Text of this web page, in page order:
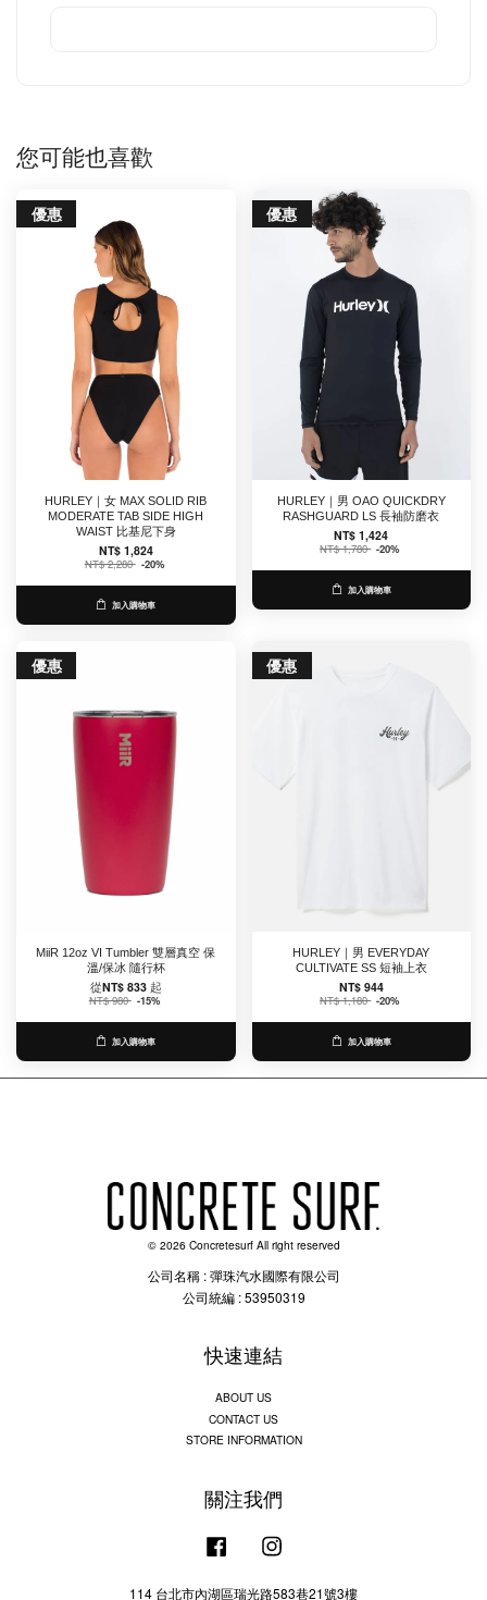
您可能也喜歡
優惠
HURLEY｜女 MAX SOLID RIB
MODERATE TAB SIDE HIGH
WAIST 比基尼下身
NT$ 1,824
NT$ 2,280 -20%
加入購物車
優惠
HURLEY｜男 OAO QUICKDRY
RASHGUARD LS 長袖防磨衣
NT$ 1,424
NT$ 1,780 -20%
加入購物車
優惠
MiiR 12oz VI Tumbler 雙層真空 保
溫/保冰 隨行杯
從NT$ 833 起
NT$ 980 -15%
加入購物車
優惠
HURLEY｜男 EVERYDAY
CULTIVATE SS 短袖上衣
NT$ 944
NT$ 1,180 -20%
加入購物車
© 2026 Concretesurf All right reserved
公司名稱 : 彈珠汽水國際有限公司
公司統編 : 53950319
快速連結
ABOUT US
CONTACT US
STORE INFORMATION
關注我們
Facebook
114 台北市內湖區瑞光路583巷21號3樓